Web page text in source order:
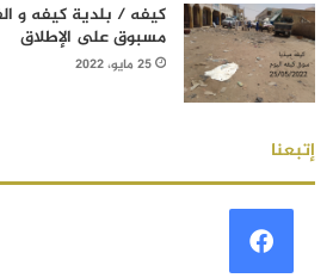
كيفه / بلدية كيفه و
مسبوق على الإطلاق
25 مايو، 2022
إتبعنا